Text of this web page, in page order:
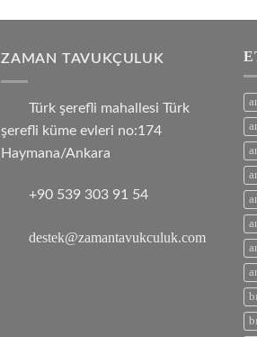
ZAMAN TAVUKÇULUK
Türk şerefli mahallesi Türk
şerefli küme evleri no:174
Haymana/Ankara
+90 539 303 91 54
destek@zamantavukculuk.com